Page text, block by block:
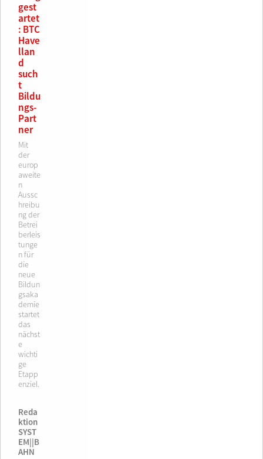
gest
artet
: BTC
Have
llan
d
such
t
Bildu
ngs-
Part
ner
Mit
der
europ
aweite
n
Aussc
hreibu
ng der
Betrei
berleis
tunge
n für
die
neue
Bildun
gsaka
demie
startet
das
nächst
e
wichti
ge
Etapp
enziel.
Reda
ktion
SYST
EM||B
AHN